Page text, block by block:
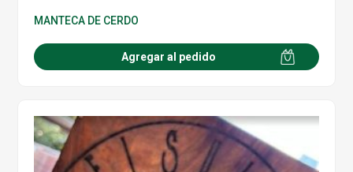
MANTECA DE CERDO
Agregar al pedido